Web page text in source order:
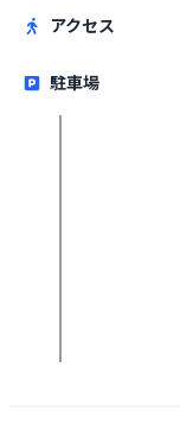
アクセス
駐車場